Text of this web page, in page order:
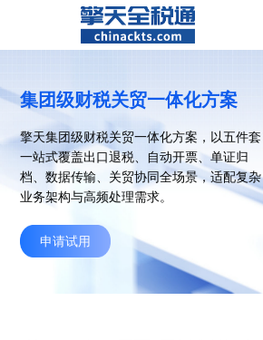
集团级财税关贸一体化方案
擎天集团级财税关贸一体化方案，以五件套
一站式覆盖出口退税、自动开票、单证归
档、数据传输、关贸协同全场景，适配复杂
业务架构与高频处理需求。
申请试用